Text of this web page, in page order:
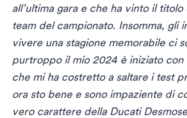
all’ultima gara e che ha vinto il
team del campionato. Insomma, gli
vivere una stagione memorabile ci
purtroppo il mio 2024 è iniziato con
che mi ha costretto a saltare i test
ora sto bene e sono impaziente di
vero carattere della Ducati